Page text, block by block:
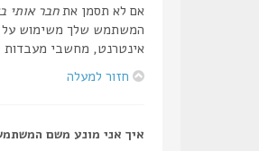
אם לא תסמן אתחבר אותי
המשתמש שלך משימוש על
אינטרנט, מחשבי מעבדות
חזור למעלה
איך אני מונע משם